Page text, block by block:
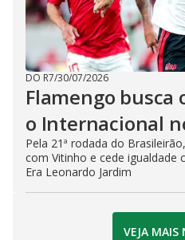
DO R7/30/07/2026
Flamengo busca
o Internacional
Pela 21ª rodada do
com Vitinho e cede igualdade
Era Leonardo Jardim
VEJA MAIS